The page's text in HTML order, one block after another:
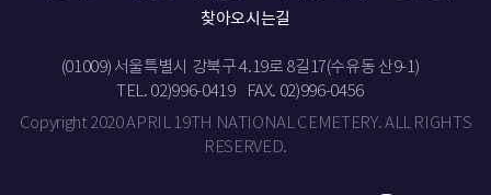
찾아오시는길
(01009) 서울특별시 강북구 4.19로 8길17(수유동 산9-1)
TEL. 02)996-0419
FAX. 02)996-0456
Copyright 2020 APRIL 19TH NATIONAL CEMETERY. ALL RIGHTS
RESERVED.